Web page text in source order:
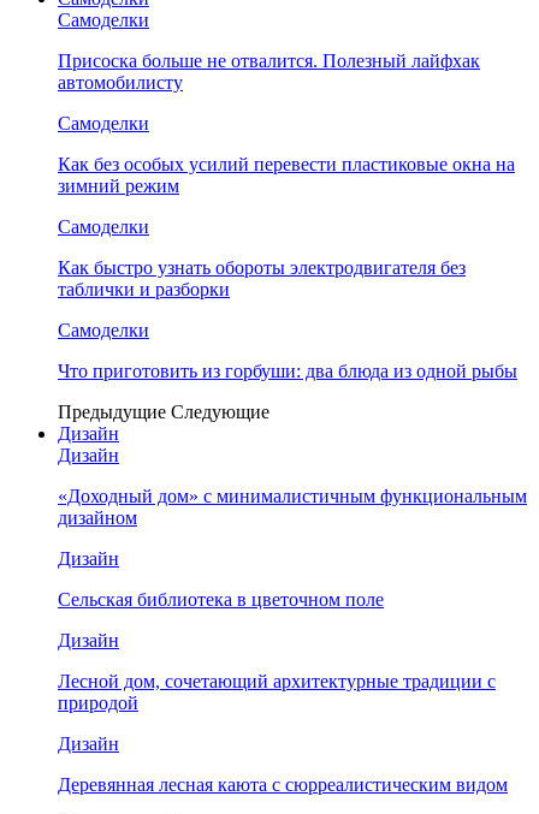
Самоделки
Присоска больше не отвалится. Полезный лайфхак
автомобилисту
Самоделки
Как без особых усилий перевести пластиковые окна на
зимний режим
Самоделки
Как быстро узнать обороты электродвигателя без
таблички и разборки
Самоделки
Что приготовить из горбуши: два блюда из одной рыбы
Предыдущие Следующие
Дизайн
Дизайн
«Доходный дом» с минималистичным функциональным
дизайном
Дизайн
Сельская библиотека в цветочном поле
Дизайн
Лесной дом, сочетающий архитектурные традиции с
природой
Дизайн
Деревянная лесная каюта с сюрреалистическим видом